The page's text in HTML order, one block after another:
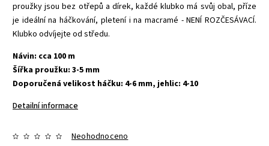
proužky jsou bez otřepů a dírek, každé klubko má svůj obal, příze
je ideální na háčkování, pletení i na macramé - NENÍ ROZČESÁVACÍ.
Klubko odvíjejte od středu.
Návin: cca 100 m
Šířka proužku: 3-5 mm
Doporučená velikost háčku: 4-6 mm, jehlic: 4-10
Detailní informace
Neohodnoceno